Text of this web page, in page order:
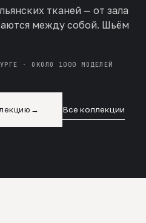
тканей — от зала
между собой. Шьём
· ОКОЛО 1000 МОДЕЛЕЙ
→ Все коллекции